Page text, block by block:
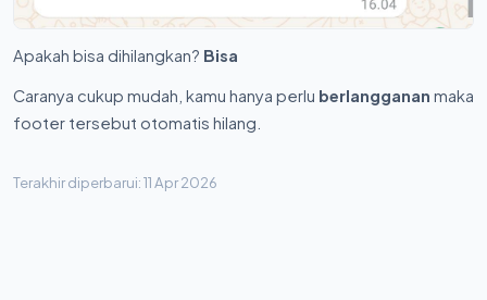
Apakah bisa dihilangkan? Bisa
Caranya cukup mudah, kamu hanya perlu berlangganan maka
footer tersebut otomatis hilang.
Terakhir diperbarui: 11 Apr 2026